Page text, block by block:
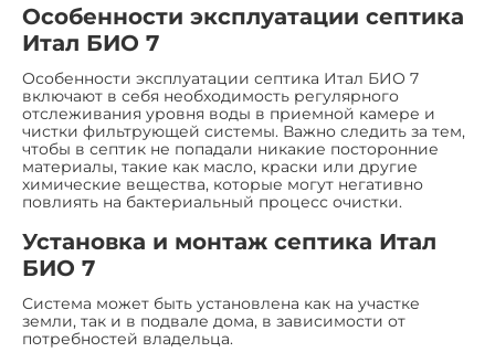
Особенности эксплуатации септика
Итал БИО 7
Особенности эксплуатации септика Итал БИО 7
включают в себя необходимость регулярного
отслеживания уровня воды в приемной камере и
чистки фильтрующей системы. Важно следить за тем,
чтобы в септик не попадали никакие посторонние
материалы, такие как масло, краски или другие
химические вещества, которые могут негативно
повлиять на бактериальный процесс очистки.
Установка и монтаж септика Итал
БИО 7
Система может быть установлена как на участке
земли, так и в подвале дома, в зависимости от
потребностей владельца.